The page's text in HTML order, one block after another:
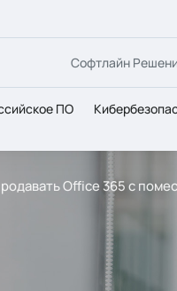
Софтлайн
ПО
Office 365 c